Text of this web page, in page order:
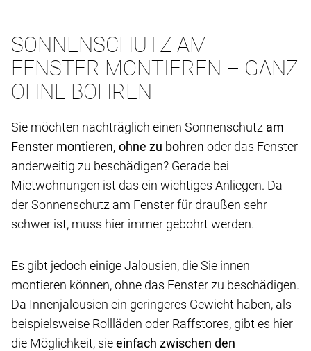
SONNENSCHUTZ AM
FENSTER MONTIEREN – GANZ
OHNE BOHREN
Sie möchten nachträglich einen Sonnenschutz am
Fenster montieren, ohne zu bohren oder das Fenster
anderweitig zu beschädigen? Gerade bei
Mietwohnungen ist das ein wichtiges Anliegen. Da
der Sonnenschutz am Fenster für draußen sehr
schwer ist, muss hier immer gebohrt werden.
Es gibt jedoch einige Jalousien, die Sie innen
montieren können, ohne das Fenster zu beschädigen.
Da Innenjalousien ein geringeres Gewicht haben, als
beispielsweise Rollläden oder Raffstores, gibt es hier
die Möglichkeit, sieeinfach zwischen den